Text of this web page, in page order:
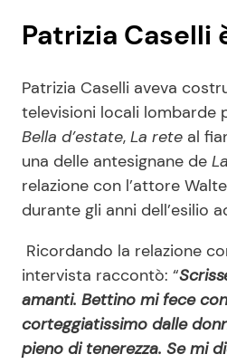
Patrizia Caselli
Patrizia Caselli aveva
televisioni locali lombarde
Bella d’estate, La rete al
una delle antesignane de
relazione con l’attore
durante gli anni dell’esilio
Ricordando la relazione
intervista raccontò: “
amanti. Bettino mi fece
corteggiatissimo dalle
pieno di tenerezza. Se mi